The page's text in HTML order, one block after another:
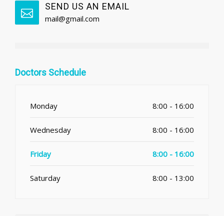
SEND US AN EMAIL
mail@gmail.com
Doctors Schedule
Monday 8:00 - 16:00
Wednesday 8:00 - 16:00
Friday 8:00 - 16:00
Saturday 8:00 - 13:00